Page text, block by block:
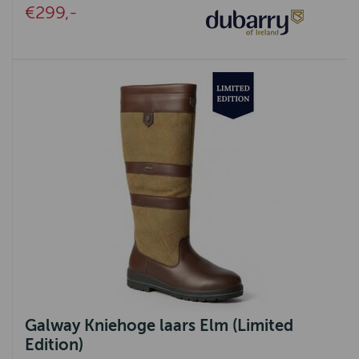
€299,-
Galway Kniehoge laars Elm (Limited
Edition)